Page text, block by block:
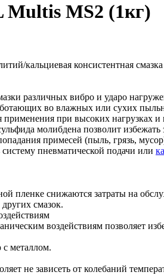
MS2 (1кг)
кальциевая консистентная
различных вибро и ударо
во влажных или сухих
применения при высоких нагрузках и
молибдена позволит избежать
примесей (пыль, грязь,
пневматической подачи или
пленке снижаются затраты на
смазок.
воздействиям позволяет
с металлом.
не зависеть от колебаний